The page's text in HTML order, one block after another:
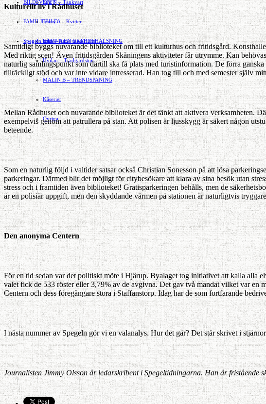
Stig N – Tänkvärt
Jenny A – Kvitter
Yrsa – Hand med Hund
Hvilan – Trädgårdstips
MALIN B – TRENDSPANING
Kåserier
Ovriga
BILDSVEPET
FAMILJEBILD
LÄMNA EN GRATTISHÄLSNING
Spegeln Info
Kulturellt liv i Rådhuset
Samtidigt byggs nuvarande biblioteket om till ett kulturhus och fritidsgård.
Med riktig scen! Även fritidsgården Skåningens aktiviteter får utrymme. Kan
naturlig samlingspunkt som där­till ska få plats med turistinformation. De förra
tillräckligt stöd och var inte vidare intresserad. Han tog till och med semester själv
Mellan Rådhuset och nuvarande bibliote­ket är det tänkt att aktivera verksamheten.
exempelvis genom att patrullera på stan. Att polisen är ljusskygg är säkert någon
beteende.
Som en naturlig följd i valtider satsar också Christian Sonesson på att lösa
parkeringar. Därmed blir det möj­ligt för citybesökare att klara av sina be­sök utan
stress och i framtiden även biblioteket! Gratisparkeringen behålls, men de
är en polisiär uppgift, men den skyddande värmen på stationen är naturligtvis
Den anonyma Centern
För en tid sedan var det politiskt möte i Hjärup. Byalaget tog initiativet att kalla alla
valet fick de 533 röster eller 3,79% av de avgivna. Det gav två mandat vilket var en
Centern och dess föregångare stora i Staffanstorp. Idag har de som fort­farande
I nästa nummer av Spegeln gör vi en valanalys. Hur det går? Det står skrivet i
Journalisten Jimmy Olsson är ledarskri­bent i Spegeltid­ningarna. Han är fristående